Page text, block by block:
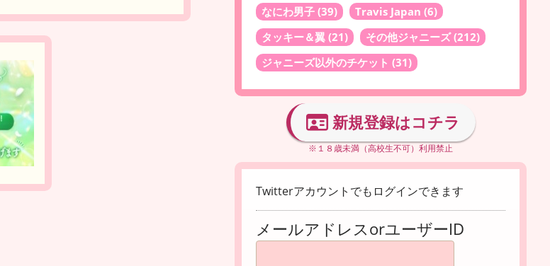
なにわ男子 (39) Travis Japan (6)
タッキー＆翼 (21) その他ジャニーズ(212)
ジャニーズ以外のチケット (31)
新規登録はコチラ
※１８歳未満（高校生不可）利用禁止
Twitterアカウントでもログインできます
メールアドレスorユーザーID